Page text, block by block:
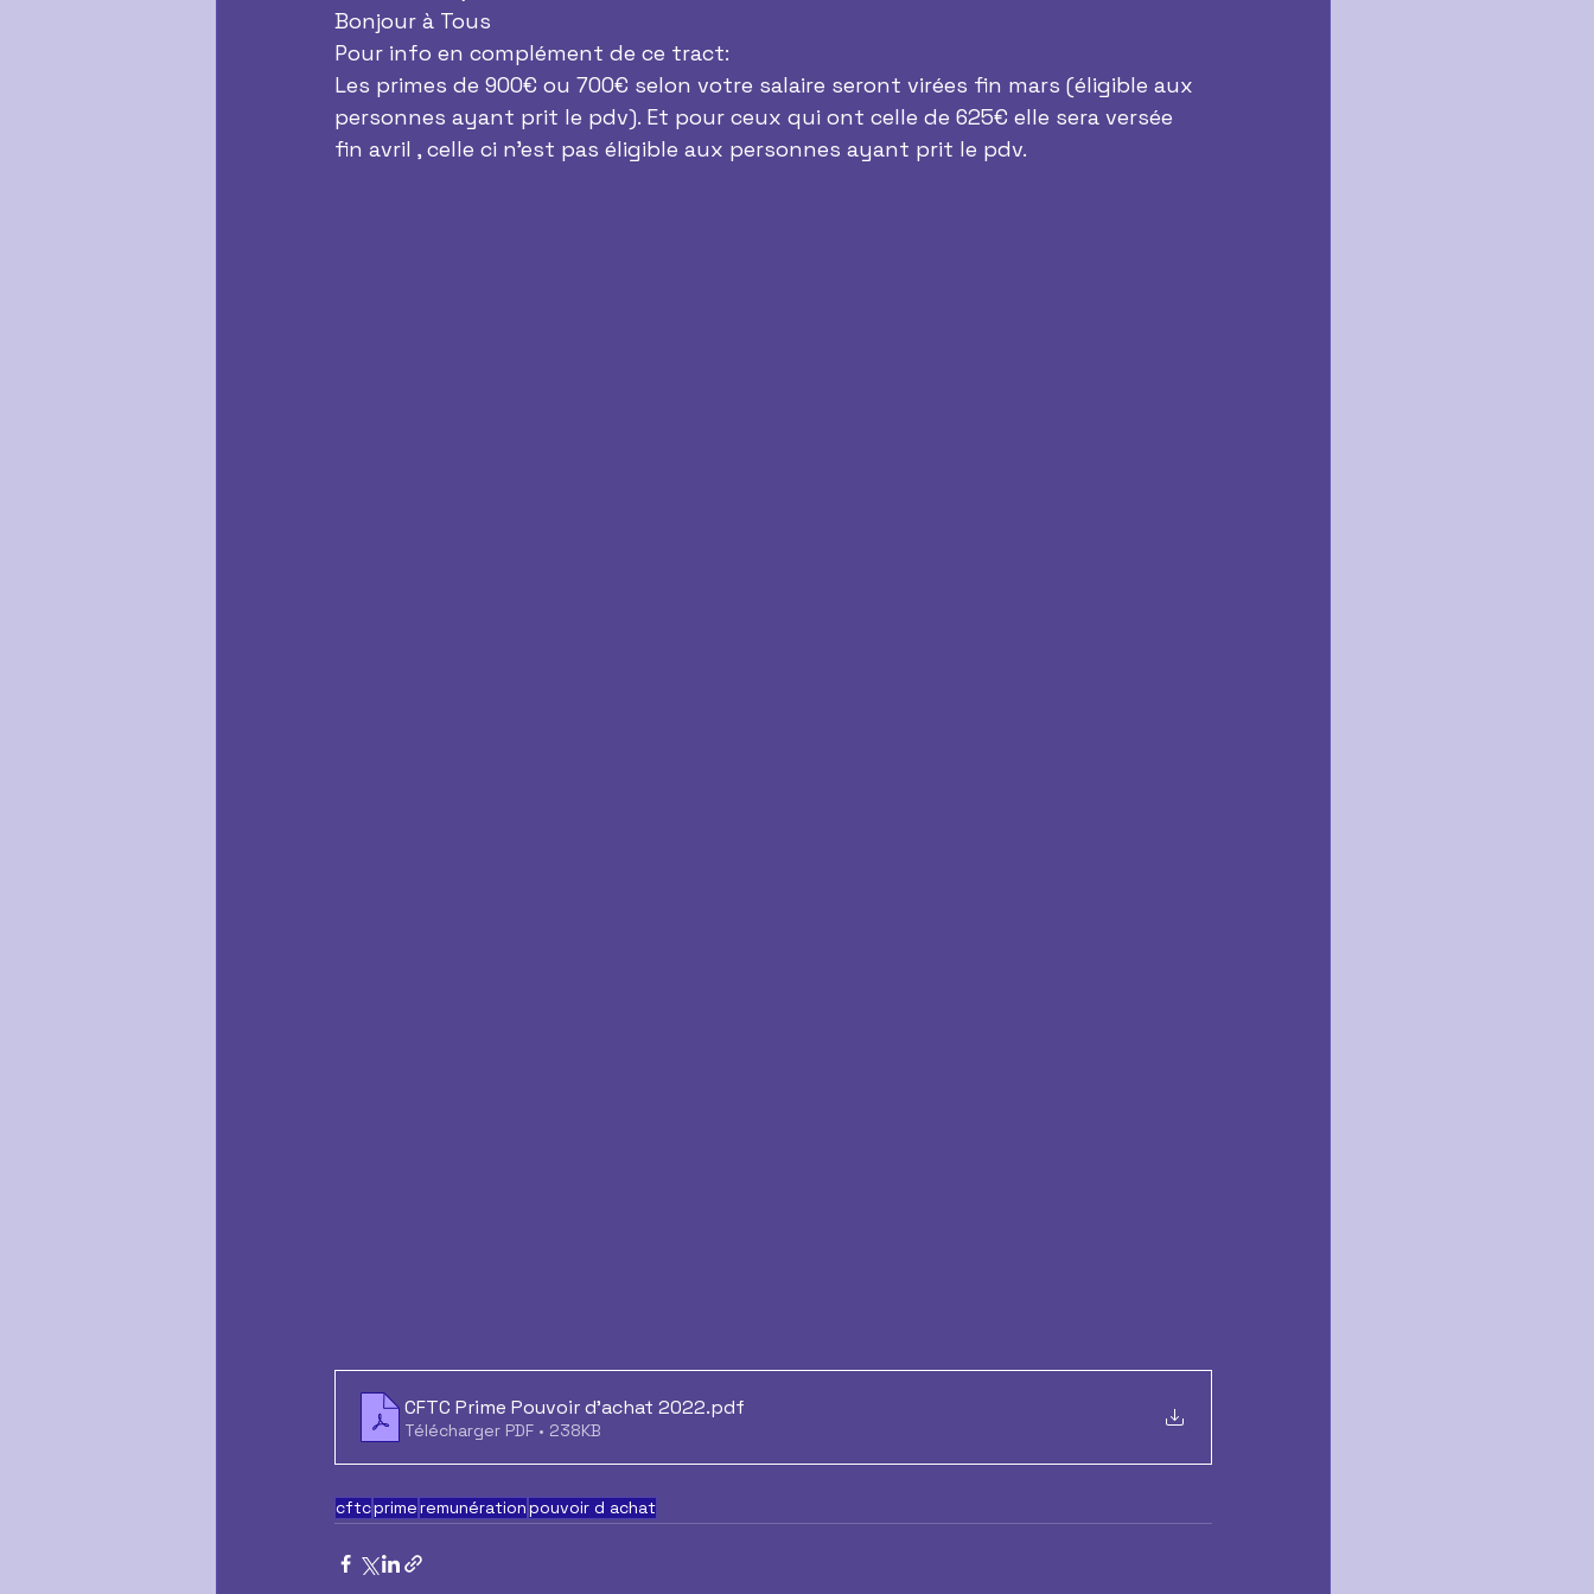
Bonjour à Tous
Pour info en complément de ce tract:
Les primes de 900€ ou 700€ selon votre salaire seront virées fin mars (éligible aux
personnes ayant prit le pdv). Et pour ceux qui ont celle de 625€ elle sera versée
fin avril , celle ci n’est pas éligible aux personnes ayant prit le pdv.
CFTC Prime Pouvoir d'achat 2022.pdf
Télécharger PDF • 238KB
cftcprimeremunérationpouvoir d achat